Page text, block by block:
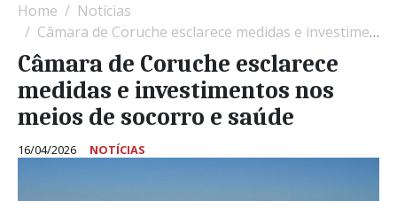
Home
Notícias
Câmara de Coruche esclarece medidas e investimentos nos meios de socorro e saúde
Câmara de Coruche esclarece
medidas e investimentos nos
meios de socorro e saúde
16/04/2026 NOTÍCIAS